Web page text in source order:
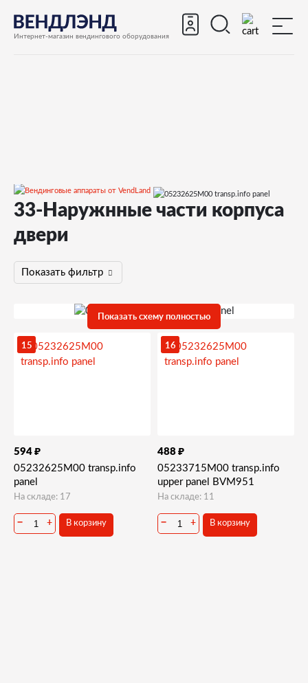
Интернет-магазин вендингового оборудования
Запчасти
Запчасти для вендинговых автоматов
Запчасти для вендинговых автоматов Bianchi
Запчасти и деталировки для Bianchi BVM952
33-Наружнные части корпуса двери
33-Наружнные части корпуса
двери
Показать фильтр
Показать схему полностью
15
594 ₽
05232625M00 transp.info
panel
На складе: 17
− + В корзину
16
488 ₽
05233715M00 transp.info
upper panel BVM951
На складе: 11
− + В корзину